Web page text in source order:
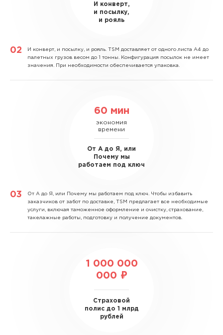
И конверт,
и посылку,
и рояль
И конверт, и посылку, и рояль. TSM доставляет от одного листа А4 до
палетных грузов весом до 1 тонны. Конфигурация посылок не имеет
значения. При необходимости обеспечивается упаковка.
60 мин
экономия
времени
От А до Я, или
Почему мы
работаем под ключ
От А до Я, или Почему мы работаем под ключ. Чтобы избавить
заказчиков от забот по доставке, TSM предлагает все необходимые
услуги, включая таможенное оформление и очистку, страхование,
такелажные работы, подготовку и получение документов.
1 000 000
000 ₽
Страховой
полис до 1 млрд
рублей